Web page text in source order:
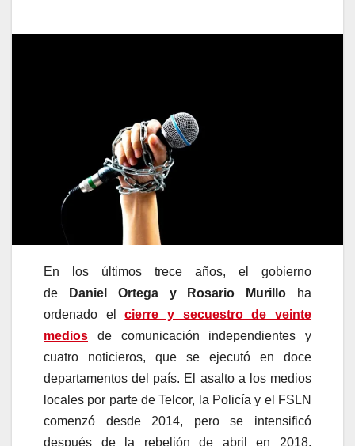
En los últimos trece años, el gobierno
de
Daniel Ortega y Rosario Murillo ha
ordenado elcierre y secuestro de veinte
medios de comunicación independientes y
cuatro noticieros, que se ejecutó en doce
departamentos del país. El asalto a los medios
locales por parte de Telcor, la Policía y el FSLN
comenzó desde 2014, pero se intensificó
después de la rebelión de abril en 2018,